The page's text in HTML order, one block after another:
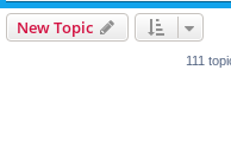
New Topic
111